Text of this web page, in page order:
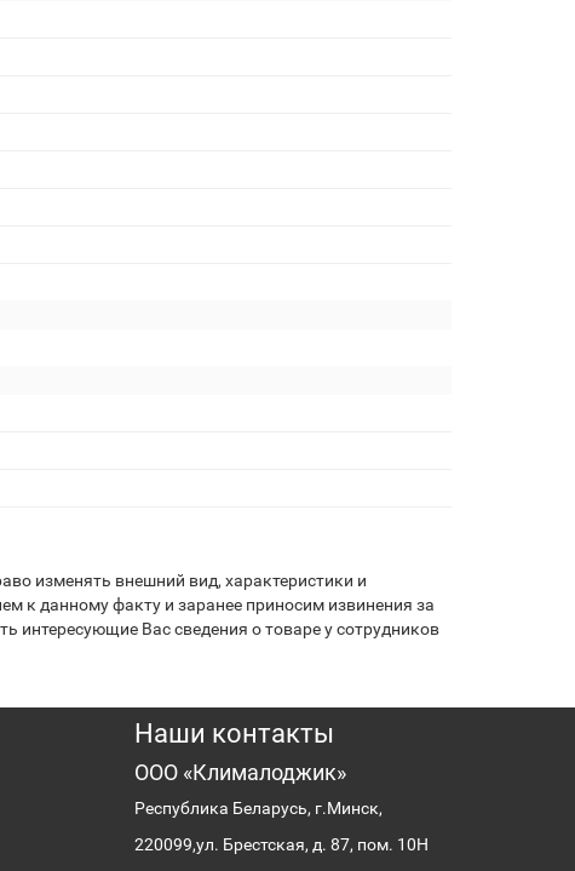
изменять внешний вид, характеристики и
к данному факту и заранее приносим извинения за
интересующие Вас сведения о товаре у сотрудников
Наши контакты
ООО «Клималоджик»
Республика Беларусь, г.Минск,
220099,ул. Брестская, д. 87, пом. 10Н